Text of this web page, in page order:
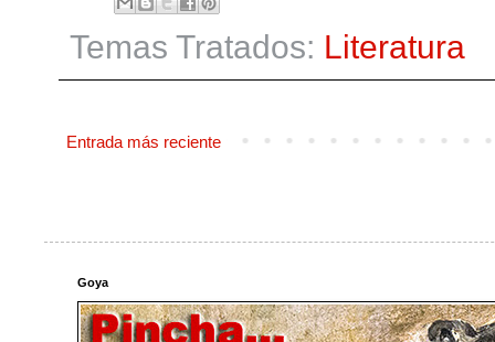
Temas Tratados: Literatura
Entrada más reciente
Goya